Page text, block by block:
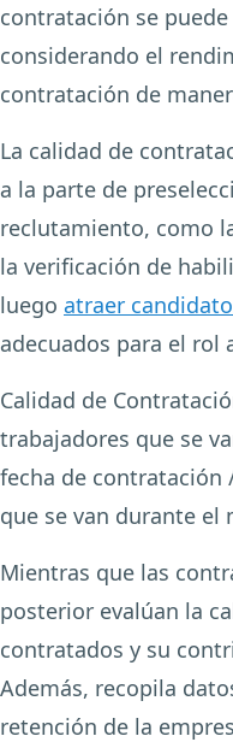
contratación se
considerando el
contratación de
La calidad de
a la parte de
reclutamiento, como
la verificación de
luego atraer
adecuados para el rol
Calidad de
trabajadores que se
fecha de
que se van durante el
Mientras que las
posterior evalúan la
contratados y su
Además, recopila
retención de la